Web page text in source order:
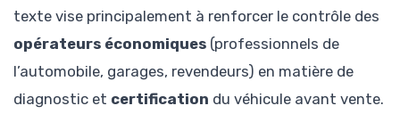
texte vise principalement à renforcer le contrôle des
opérateurs économiques (professionnels de
l’automobile, garages, revendeurs) en matière de
diagnostic et certification du véhicule avant vente.